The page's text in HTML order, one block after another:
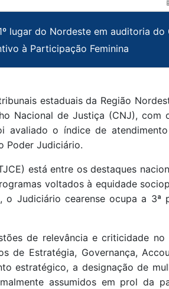
lugar do Nordeste em auditoria do
à Participação Feminina
estaduais da Região
Nacional de Justiça (CNJ), com
avaliado o índice de
Poder Judiciário.
está entre os destaques
voltados à equidade
Judiciário cearense ocupa a 3ª
de relevância e criticidade
de Estratégia, Governança,
estratégico, a designação de
assumidos em prol da